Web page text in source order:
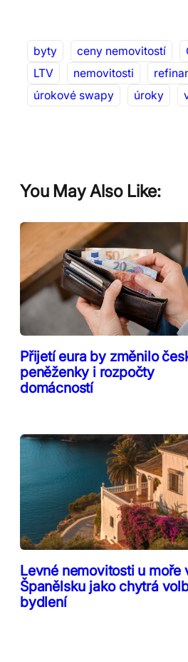
byty ceny nemovitostí
LTV
nemovitosti
úrokové swapy
úroky
You May Also Like:
Přijetí eura by změnilo
peněženky i rozpočty
domácností
Levné nemovitosti u moře
Španělsku jako chytrá
bydlení